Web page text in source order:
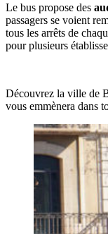
Le bus propose des
passagers se voient
tous les arrêts de
pour plusieurs
Découvrez la ville de
vous emmènera dans